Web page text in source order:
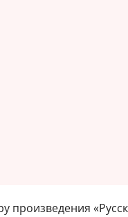
произведения